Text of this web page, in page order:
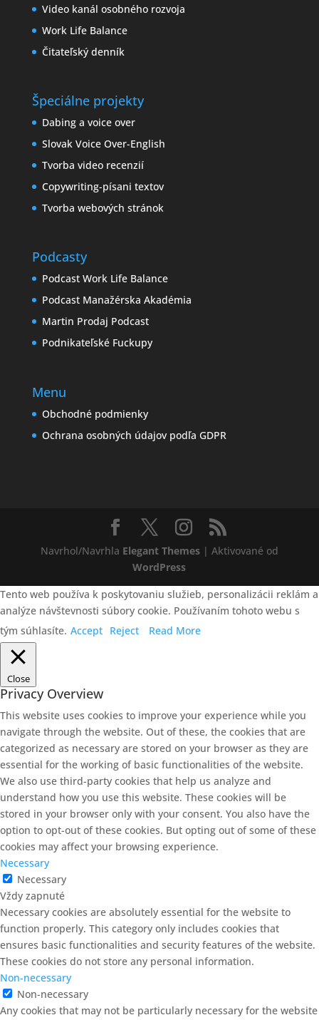
Video kanál osobného rozvoja
Work Life Balance
Čitateľský denník
Špeciálne projekty
Dabing a voice over
Slovak Voice Over-English
Tvorba video recenzií
Copywriting-písani textov
Tvorba webových stránok
Podcasty
Podcast Work Life Balance
Podcast Manažérska Akadémia
Martin Prodaj Podcast
Podnikateľské Fuckupy
Menu
Obchodné podmienky
Ochrana osobných údajov podľa GDPR
Navrhol/Navrhla Elegant Themes| Aktivované od
WordPress
Tento web používa k poskytovaniu služieb, personalizácii reklám a
analýze návštevnosti súbory cookie. Používaním tohoto webu s
tým súhlasíte. Accept Reject Read More
Close
Privacy Overview
This website uses cookies to improve your experience while you
navigate through the website. Out of these, the cookies that are
categorized as necessary are stored on your browser as they are
essential for the working of basic functionalities of the website.
We also use third-party cookies that help us analyze and
understand how you use this website. These cookies will be
stored in your browser only with your consent. You also have the
option to opt-out of these cookies. But opting out of some of these
cookies may affect your browsing experience.
Necessary
Necessary
Vždy zapnuté
Necessary cookies are absolutely essential for the website to
function properly. This category only includes cookies that
ensures basic functionalities and security features of the website.
These cookies do not store any personal information.
Non-necessary
Non-necessary
Any cookies that may not be particularly necessary for the website